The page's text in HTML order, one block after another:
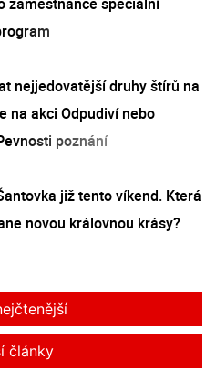
nejjedovatější druhy štírů na
na akci Odpudiví nebo
poznání
již tento víkend. Která
novou královnou krásy?
články